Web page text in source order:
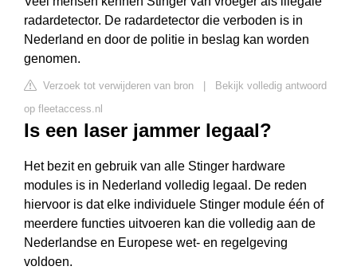
radardetector. De radardetector die verboden is in
Nederland en door de politie in beslag kan worden
genomen.
Verzoek tot verwijderen van bron
Bekijk volledig antwoord
op fleetaccess.nl
Is een laser jammer legaal?
Het bezit en gebruik van alle Stinger hardware
modules is in Nederland volledig legaal. De reden
hiervoor is dat elke individuele Stinger module één of
meerdere functies uitvoeren kan die volledig aan de
Nederlandse en Europese wet- en regelgeving
voldoen.